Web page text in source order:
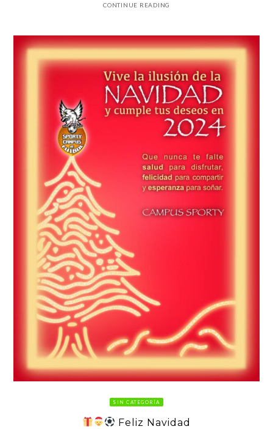
CONTINUE READING
SIN CATEGORÍA
Feliz Navidad